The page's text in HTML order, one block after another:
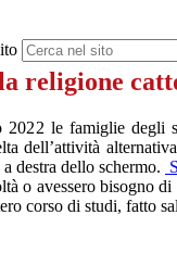
religione
le famiglie degli
dell’attività
destra dello schermo.
o avessero bisogno
corso di studi, fatto